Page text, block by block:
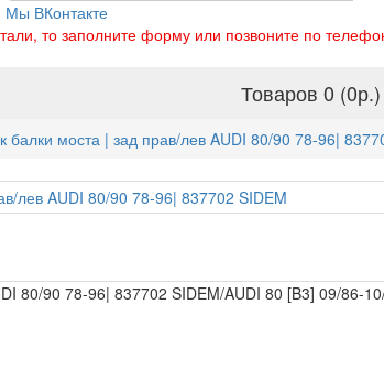
Мы ВКонтакте
то заполните форму или позвоните по
Товаров 0 (0р.)
балки моста | зад прав/лев AUDI 80/90 78-96|
80/90 78-96| 837702 SIDEM/AUDI 80 [B3] 09/86-